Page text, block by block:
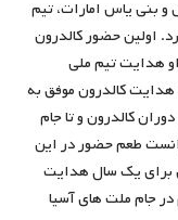
و بنی یاس امارات، تیم
اولین حضور کالدرون
هدایت تیم ملی
هدایت کالدرون موفق به
بعد از دوران کالدرون و تا جام
نتوانست طعم حضور در این
برای یک سال هدایت
این تیم در جام ملت های آسیا